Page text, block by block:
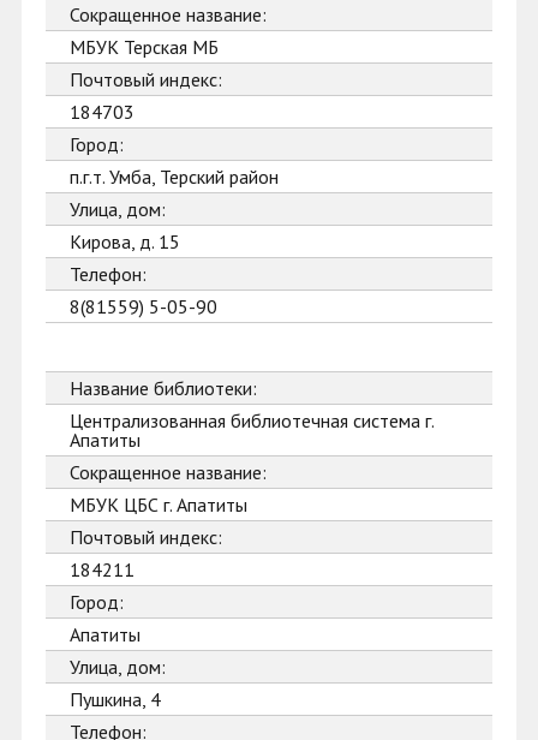
Сокращенное название:
МБУК Терская МБ
Почтовый индекс:
184703
Город:
п.г.т. Умба, Терский район
Улица, дом:
Кирова, д. 15
Телефон:
8(81559) 5-05-90
Название библиотеки:
Централизованная библиотечная система г.
Апатиты
Сокращенное название:
МБУК ЦБС г. Апатиты
Почтовый индекс:
184211
Город:
Апатиты
Улица, дом:
Пушкина, 4
Телефон: